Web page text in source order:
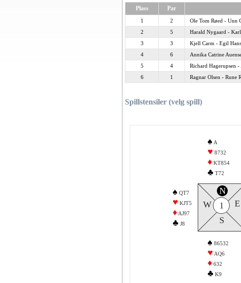
Plass Par
1 2 Ole Tom Røed - Unn
2
5 Harald Nygaard -
3
3 Kjell Carm - Egil
4
6 Annika Catrine
5
4 Richard Hagerupsen
6
1 Ragnar Olsen - Rune
Spillstensiler (velg spill)
♠ A
♥ 8732
♦ KT854
♣ T72
♠ QT7
♥ KJT5
♦ AJ97
♣ J8
N
S
W E
1
♠ 86532
♥ AQ6
♦ 632
♣ K9